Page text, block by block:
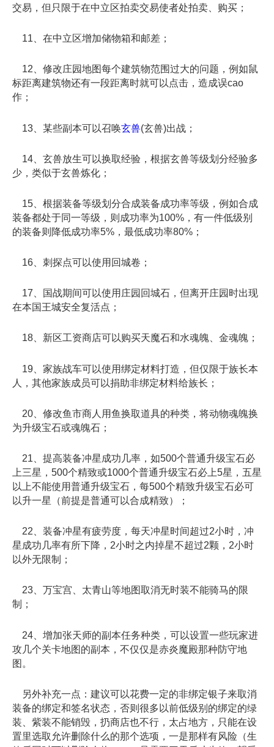
交易，但只限于在中立区拍卖交易使者处拍卖、购买；
11、在中立区增加储物箱和邮差；
12、修改庄园地图每个建筑物范围过大的问题，例如鼠
标距离建筑物还有一段距离时就可以点击，造成误cao
作；
13、某些副本可以召唤玄兽(玄兽)出战；
14、玄兽放生可以换取经验，根据玄兽等级划分经验多
少，类似于玄兽炼化；
15、根据装备等级划分合成装备成功率等级，例如合成
装备都处于同一等级，则成功率为100%，有一件低级别
的装备则降低成功率5%，最低成功率80%；
16、刺探点可以使用回城卷；
17、国战期间可以使用庄园回城石，但离开庄园时出现
在本国王城安全复活点；
18、新区工资商店可以购买天魔石和水魂魄、金魂魄；
19、家族战车可以使用绑定材料打造，但仅限于族长本
人，其他家族成员可以捐助非绑定材料给族长；
20、修改鱼市商人用鱼换取道具的种类，将动物魂魄换
为升级宝石或魂魄石；
21、提高装备冲星成功几率，如500个普通升级宝石必
上三星，500个精致或1000个普通升级宝石必上5星，五星
以上不能使用普通升级宝石，每500个精致升级宝石必可
以升一星（前提是普通可以合成精致）；
22、装备冲星有疲劳度，每天冲星时间超过2小时，冲
星成功几率有所下降，2小时之内掉星不超过2颗，2小时
以外无限制；
23、万宝宫、太青山等地图取消无时装不能骑马的限
制；
24、增加张天师的副本任务种类，可以设置一些玩家进
攻几个关卡地图的副本，不仅仅是赤炎魔殿那种防守地
图。
另外补充一点：建议可以花费一定的非绑定银子来取消
装备的绑定和签名状态，否则很多以前低级别的绑定的绿
装、紫装不能销毁，扔商店也不行，太占地方，只能在设
置里选取允许删除什么的那个选项，一是那样有风险（生